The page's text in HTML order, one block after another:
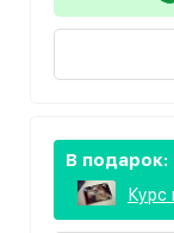
В подарок:
Курс